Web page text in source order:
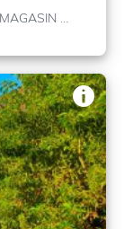
RESTAURANT, RESTAURATION & MAGASIN BIO